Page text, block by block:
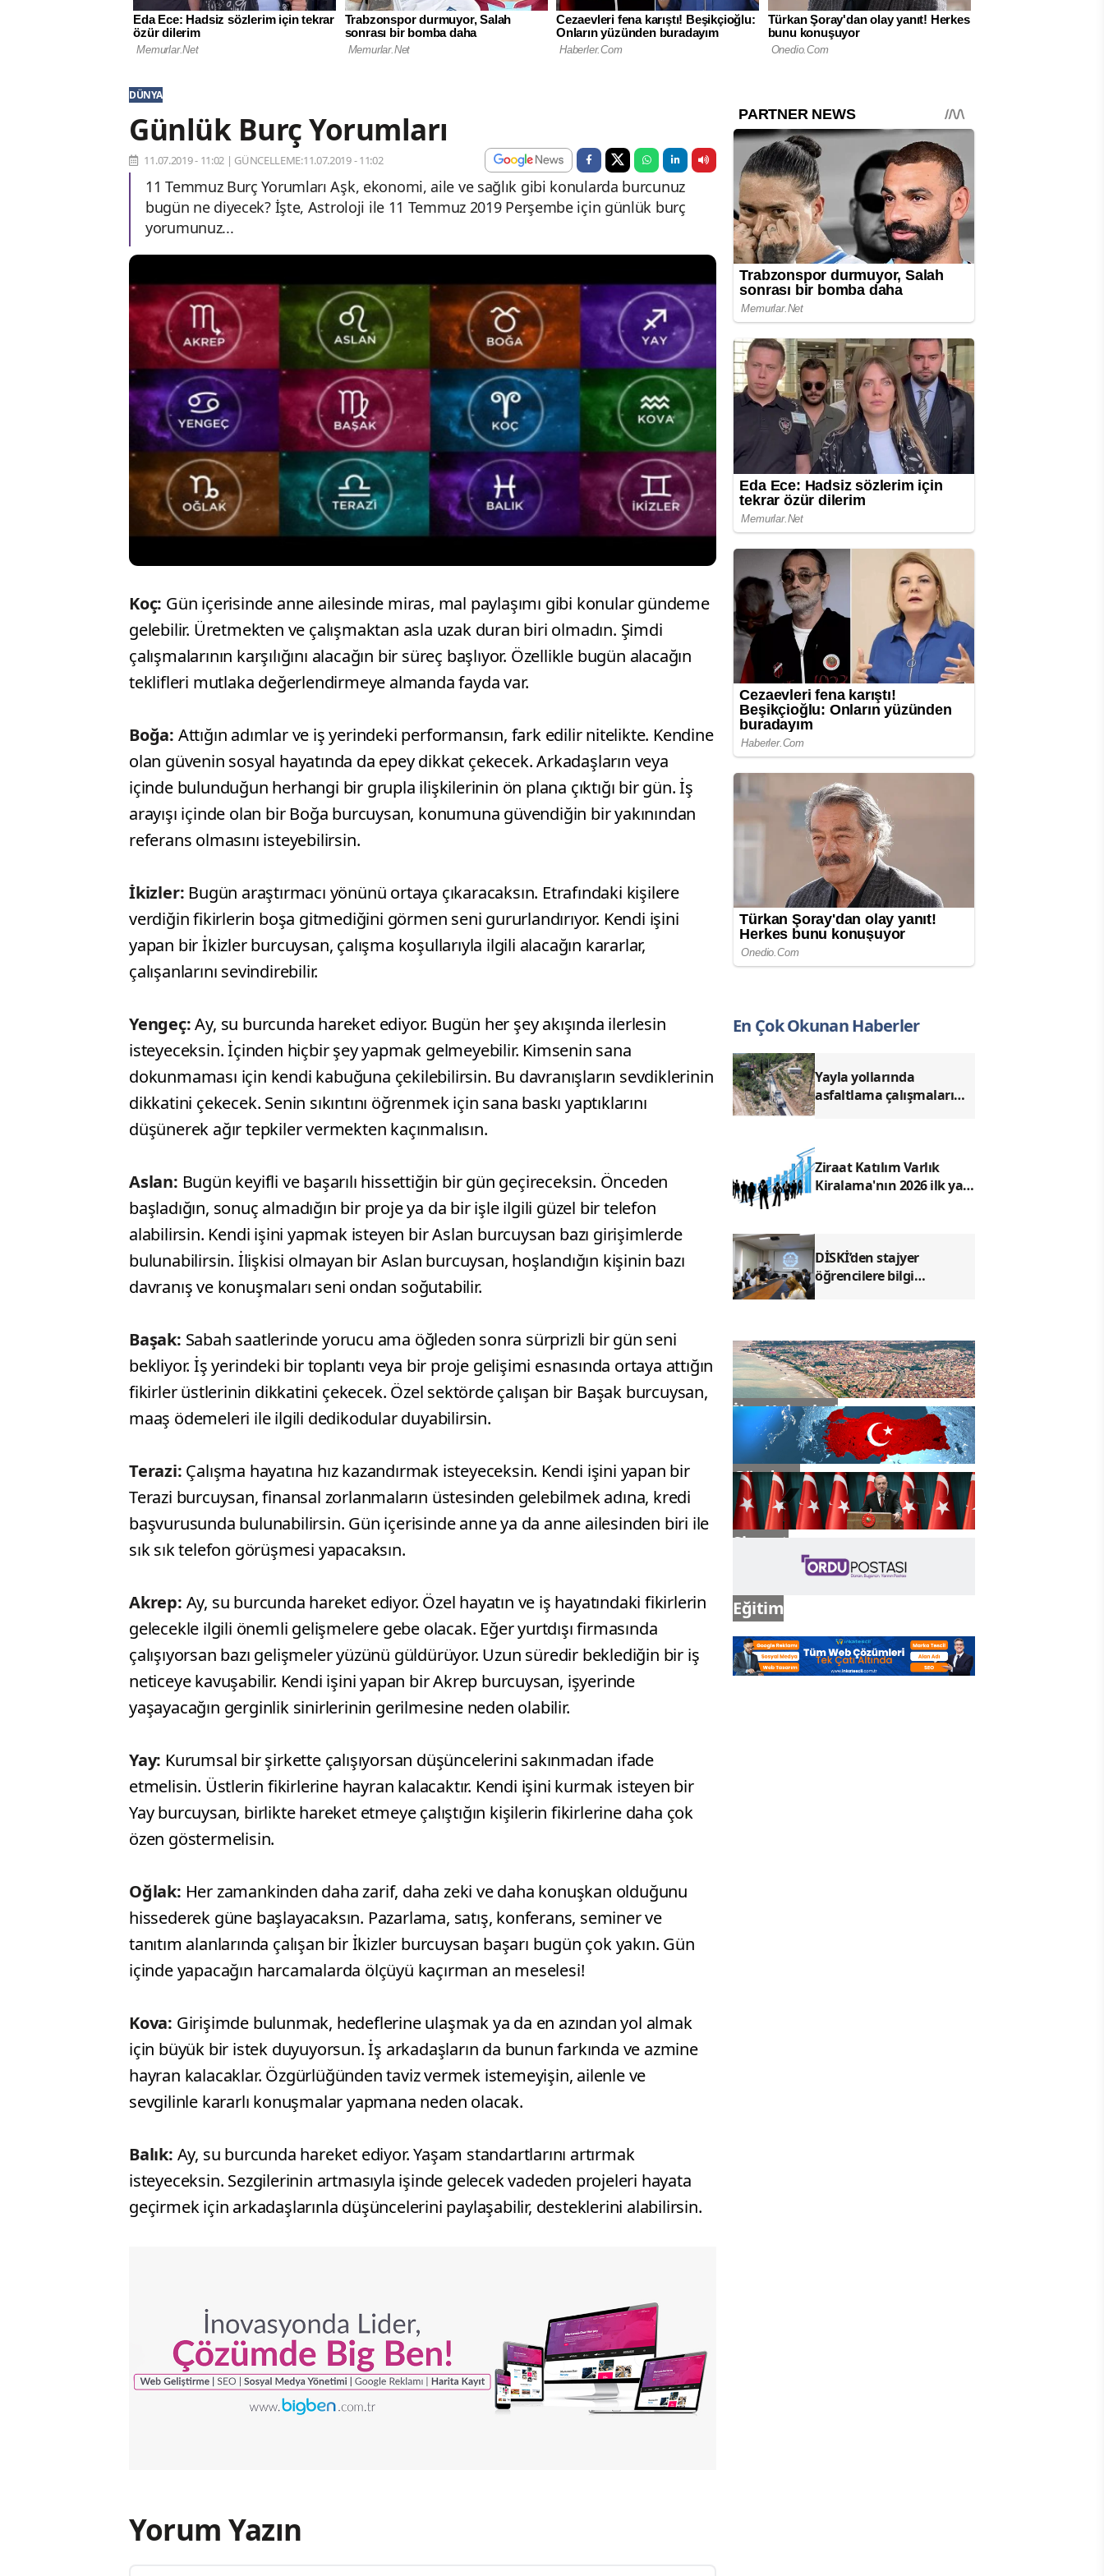
DÜNYA
Günlük Burç Yorumları
11.07.2019 - 11:02 | GÜNCELLEME:11.07.2019 - 11:02
11 Temmuz Burç Yorumları Aşk, ekonomi, aile ve sağlık gibi konularda burcunuz
bugün ne diyecek? İşte, Astroloji ile 11 Temmuz 2019 Perşembe için günlük burç
yorumunuz...
Koç: Gün içerisinde anne ailesinde miras, mal paylaşımı gibi konular gündeme
gelebilir. Üretmekten ve çalışmaktan asla uzak duran biri olmadın. Şimdi
çalışmalarının karşılığını alacağın bir süreç başlıyor. Özellikle bugün alacağın
teklifleri mutlaka değerlendirmeye almanda fayda var.
Boğa: Attığın adımlar ve iş yerindeki performansın, fark edilir nitelikte. Kendine
olan güvenin sosyal hayatında da epey dikkat çekecek. Arkadaşların veya
içinde bulunduğun herhangi bir grupla ilişkilerinin ön plana çıktığı bir gün. İş
arayışı içinde olan bir Boğa burcuysan, konumuna güvendiğin bir yakınından
referans olmasını isteyebilirsin.
İkizler: Bugün araştırmacı yönünü ortaya çıkaracaksın. Etrafındaki kişilere
verdiğin fikirlerin boşa gitmediğini görmen seni gururlandırıyor. Kendi işini
yapan bir İkizler burcuysan, çalışma koşullarıyla ilgili alacağın kararlar,
çalışanlarını sevindirebilir.
Yengeç:Ay, su burcunda hareket ediyor. Bugün her şey akışında ilerlesin
isteyeceksin. İçinden hiçbir şey yapmak gelmeyebilir. Kimsenin sana
dokunmaması için kendi kabuğuna çekilebilirsin. Bu davranışların sevdiklerinin
dikkatini çekecek. Senin sıkıntını öğrenmek için sana baskı yaptıklarını
düşünerek ağır tepkiler vermekten kaçınmalısın.
Aslan: Bugün keyifli ve başarılı hissettiğin bir gün geçireceksin. Önceden
başladığın, sonuç almadığın bir proje ya da bir işle ilgili güzel bir telefon
alabilirsin. Kendi işini yapmak isteyen bir Aslan burcuysan bazı girişimlerde
bulunabilirsin. İlişkisi olmayan bir Aslan burcuysan, hoşlandığın kişinin bazı
davranış ve konuşmaları seni ondan soğutabilir.
Başak: Sabah saatlerinde yorucu ama öğleden sonra sürprizli bir gün seni
bekliyor. İş yerindeki bir toplantı veya bir proje gelişimi esnasında ortaya attığın
fikirler üstlerinin dikkatini çekecek. Özel sektörde çalışan bir Başak burcuysan,
maaş ödemeleri ile ilgili dedikodular duyabilirsin.
Terazi: Çalışma hayatına hız kazandırmak isteyeceksin. Kendi işini yapan bir
Terazi burcuysan, finansal zorlanmaların üstesinden gelebilmek adına, kredi
başvurusunda bulunabilirsin. Gün içerisinde anne ya da anne ailesinden biri ile
sık sık telefon görüşmesi yapacaksın.
Akrep: Ay, su burcunda hareket ediyor. Özel hayatın ve iş hayatındaki fikirlerin
gelecekle ilgili önemli gelişmelere gebe olacak. Eğer yurtdışı firmasında
çalışıyorsan bazı gelişmeler yüzünü güldürüyor. Uzun süredir beklediğin bir iş
neticeye kavuşabilir. Kendi işini yapan bir Akrep burcuysan, işyerinde
yaşayacağın gerginlik sinirlerinin gerilmesine neden olabilir.
Yay: Kurumsal bir şirkette çalışıyorsan düşüncelerini sakınmadan ifade
etmelisin. Üstlerin fikirlerine hayran kalacaktır. Kendi işini kurmak isteyen bir
Yay burcuysan, birlikte hareket etmeye çalıştığın kişilerin fikirlerine daha çok
özen göstermelisin.
Oğlak: Her zamankinden daha zarif, daha zeki ve daha konuşkan olduğunu
hissederek güne başlayacaksın. Pazarlama, satış, konferans, seminer ve
tanıtım alanlarında çalışan bir İkizler burcuysan başarı bugün çok yakın. Gün
içinde yapacağın harcamalarda ölçüyü kaçırman an meselesi!
Kova: Girişimde bulunmak, hedeflerine ulaşmak ya da en azından yol almak
için büyük bir istek duyuyorsun. İş arkadaşların da bunun farkında ve azmine
hayran kalacaklar. Özgürlüğünden taviz vermek istemeyişin, ailenle ve
sevgilinle kararlı konuşmalar yapmana neden olacak.
Balık: Ay, su burcunda hareket ediyor. Yaşam standartlarını artırmak
isteyeceksin. Sezgilerinin artmasıyla işinde gelecek vadeden projeleri hayata
geçirmek için arkadaşlarınla düşüncelerini paylaşabilir, desteklerini alabilirsin.
Yorum Yazın
En Çok Okunan Haberler
Yayla yollarında
asfaltlama çalışmaları
Ziraat Katılım Varlık
Kiralama'nın 2026 ilk yarı
DİSKİ’den stajyer
öğrencilere bilgi
İlçe Haberleri
Gündem
Siyaset
Eğitim